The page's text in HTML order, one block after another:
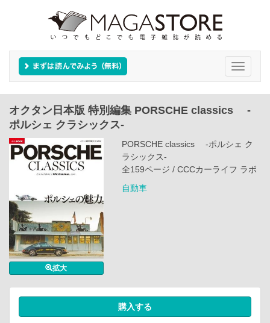
Toggle
オクタン日本版 特別編集 PORSCHE classics ‐
ポルシェ クラシックス‐
拡大
PORSCHE classics ‐ポルシェ ク
ラシックス‐
全159ページ / CCCカーライフ ラボ
自動車
購入する